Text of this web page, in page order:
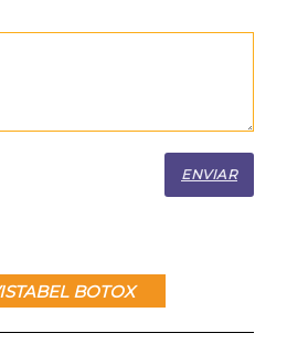
ENVIAR
BOTOX